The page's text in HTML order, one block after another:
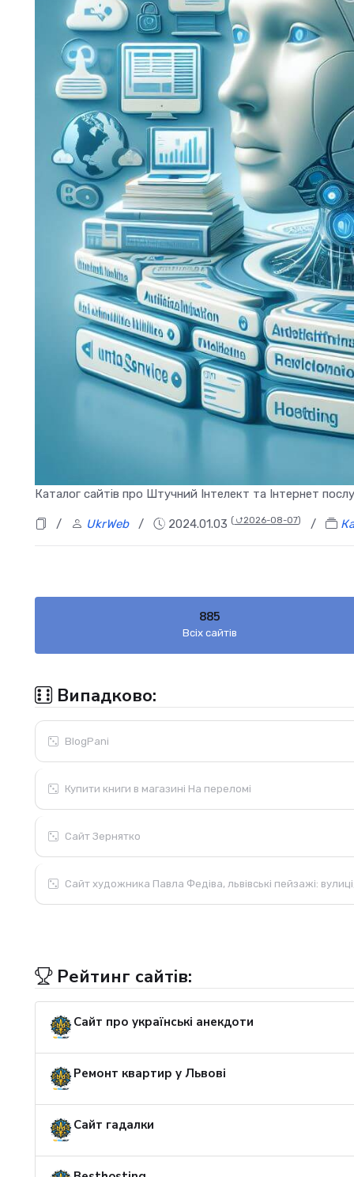
Каталог сайтів про Штучний Інтелект та Інтернет
/ UkrWeb/ 2024.01.03 ( ⮍2026-08-07) /
885
Всіх сайтів
Випадково:
BlogPani
Купити книги в магазині На переломі
Сайт Зернятко
Сайт художника Павла Федіва, львівські пейзажі:
Рейтинг сайтів:
Сайт про українські анекдоти
Ремонт квартир у Львові
Сайт гадалки